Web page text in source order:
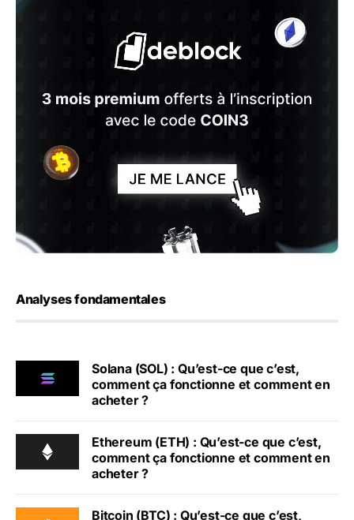
Analyses fondamentales
Solana (SOL) : Qu’est-ce que c’est,
comment ça fonctionne et comment en
acheter ?
Ethereum (ETH) : Qu’est-ce que c’est,
comment ça fonctionne et comment en
acheter ?
Bitcoin (BTC) : Qu’est-ce que c’est,